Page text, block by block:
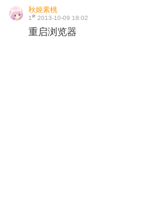
秋姬素桃
1# 2013-10-09 18:02
重启浏览器